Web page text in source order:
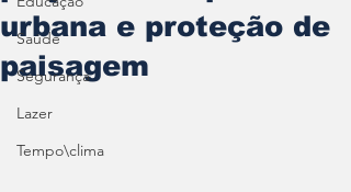
Saúde
Segurança
Lazer
Tempo\clima
urbana e proteção de
paisagem